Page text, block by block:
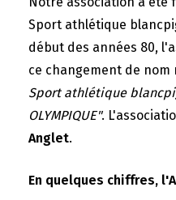
Sport athlétique
début des années 80,
ce changement de nom
Sport athlétique
OLYMPIQUE".
Anglet.
En quelques chiffres,